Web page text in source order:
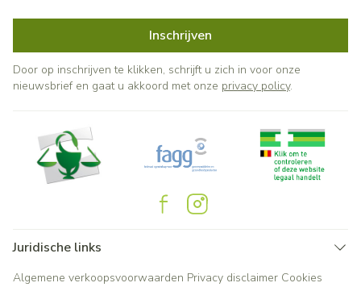
Inschrijven
Door op inschrijven te klikken, schrijft u zich in voor onze
nieuwsbrief en gaat u akkoord met onze privacy policy.
Juridische links
Algemene verkoopsvoorwaarden Privacy disclaimer Cookies